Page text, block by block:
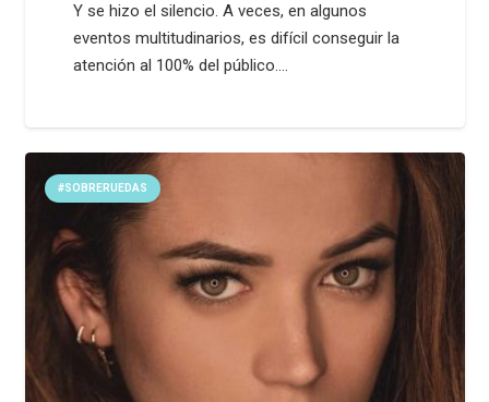
Y se hizo el silencio. A veces, en algunos
eventos multitudinarios, es difícil conseguir la
atención al 100% del público.…
#SOBRERUEDAS